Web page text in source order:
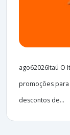
ago62026Itaú O
promoções para
descontos de...